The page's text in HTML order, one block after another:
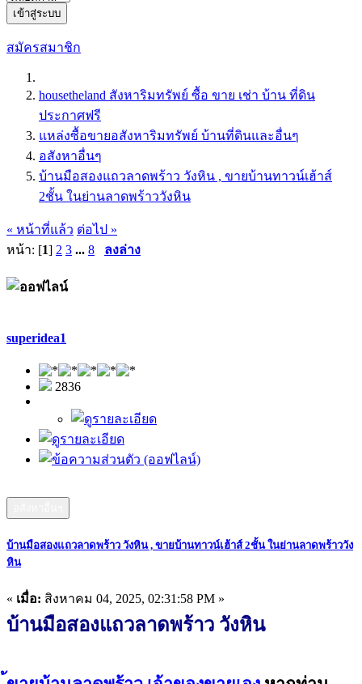
เข้าสู่ระบบ
สมัครสมาชิก
housetheland สังหาริมทรัพย์ ซื้อ ขาย เช่า บ้าน ที่ดิน
ประกาศฟรี
แหล่งซื้อขายอสังหาริมทรัพย์ บ้านที่ดินและอื่นๆ
อสังหาอื่นๆ
บ้านมือสองแถวลาดพร้าว วังหิน , ขายบ้านทาวน์เฮ้าส์
2ชั้น ในย่านลาดพร้าววังหิน
« หน้าที่แล้ว ต่อไป »
หน้า: [1] 2 3 ... 8 ลงล่าง
superidea1
2836
บ้านมือสองแถวลาดพร้าว วังหิน , ขายบ้านทาวน์เฮ้าส์ 2ชั้น ในย่านลาดพร้าววัง
หิน
« เมื่อ: สิงหาคม 04, 2025, 02:31:58 PM »
บ้านมือสองแถวลาดพร้าว วังหิน